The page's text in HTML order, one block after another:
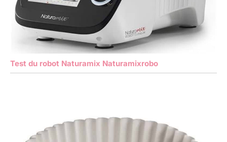
Test du robot Naturamix Naturamixrobo